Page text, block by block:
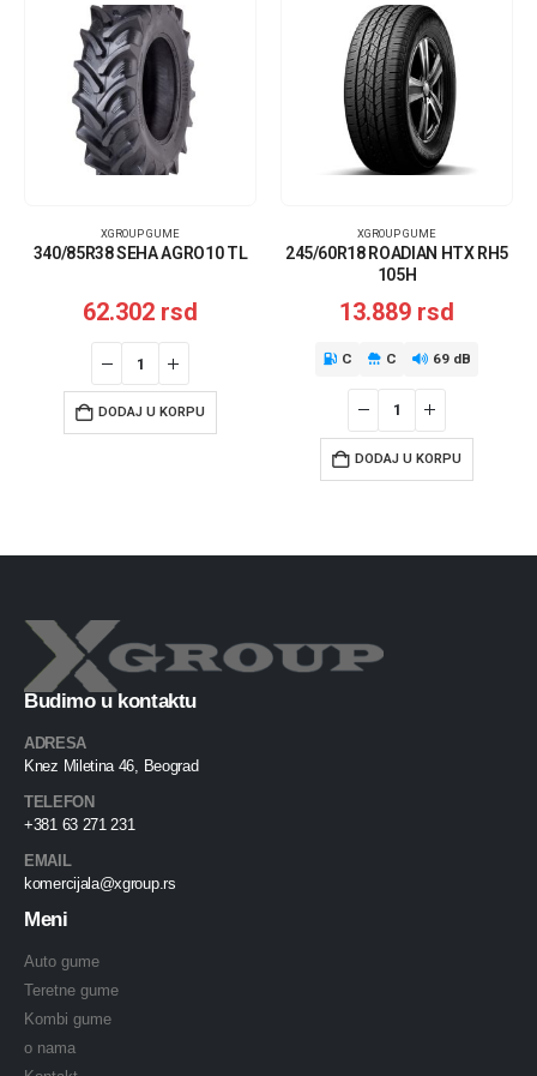
XGROUP GUME
340/85R38 SEHA AGRO10 TL
62.302 rsd
DODAJ U KORPU
XGROUP GUME
245/60R18 ROADIAN HTX RH5
105H
13.889 rsd
C C 69 dB
DODAJ U KORPU
Budimo u kontaktu
ADRESA
Knez Miletina 46, Beograd
TELEFON
+381 63 271 231
EMAIL
komercijala@xgroup.rs
Meni
Auto gume
Teretne gume
Kombi gume
o nama